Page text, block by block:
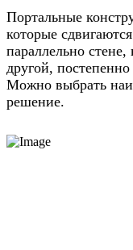
Портальные
которые
параллельно
другой,
Можно выбрать
решение.